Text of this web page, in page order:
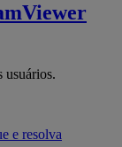
usuários.
e resolva